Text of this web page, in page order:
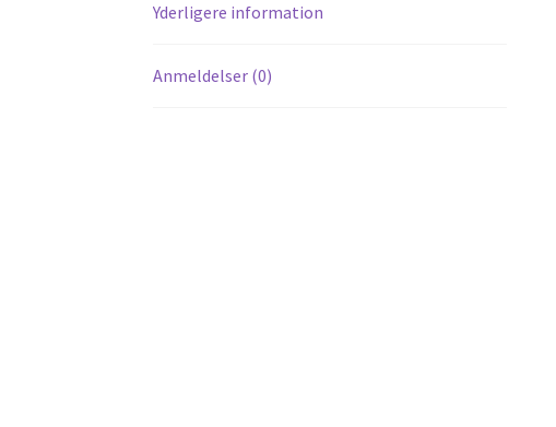
Yderligere information
Anmeldelser (0)